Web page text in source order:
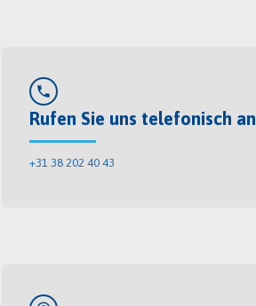
phone
Rufen Sie uns telefonisch an
+31 38 202 40 43